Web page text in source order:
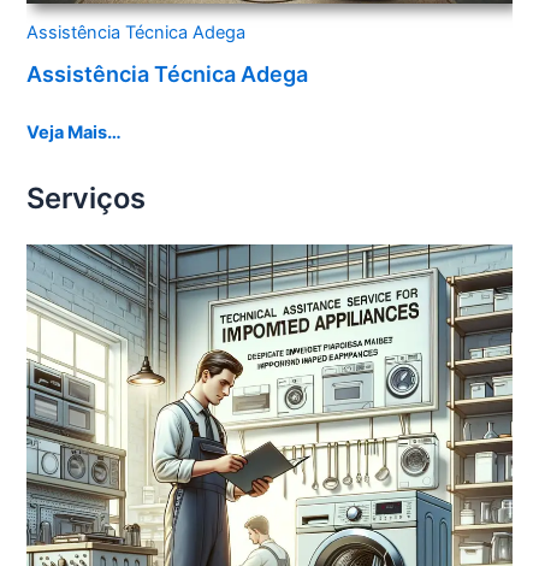
Assistência Técnica Adega
Assistência Técnica Adega
Veja Mais…
Serviços